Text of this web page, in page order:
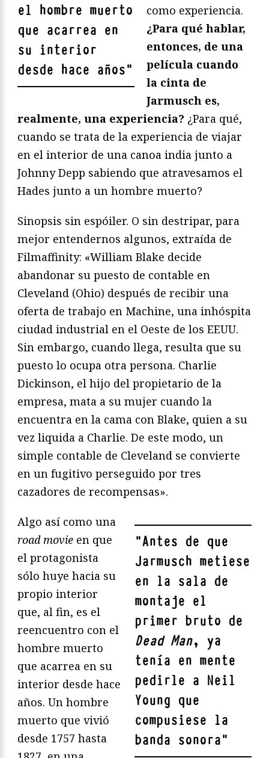
el hombre muerto
que acarrea en
su interior
desde hace años"
como experiencia.
¿Para qué hablar,
entonces, de una
película cuando
la cinta de
Jarmusch es,
realmente, una experiencia? ¿Para qué,
cuando se trata de la experiencia de viajar
en el interior de una canoa india junto a
Johnny Depp sabiendo que atravesamos el
Hades junto a un hombre muerto?
Sinopsis sin espóiler. O sin destripar, para
mejor entendernos algunos, extraída de
Filmaffinity: «William Blake decide
abandonar su puesto de contable en
Cleveland (Ohio) después de recibir una
oferta de trabajo en Machine, una inhóspita
ciudad industrial en el Oeste de los EEUU.
Sin embargo, cuando llega, resulta que su
puesto lo ocupa otra persona. Charlie
Dickinson, el hijo del propietario de la
empresa, mata a su mujer cuando la
encuentra en la cama con Blake, quien a su
vez liquida a Charlie. De este modo, un
simple contable de Cleveland se convierte
en un fugitivo perseguido por tres
cazadores de recompensas».
"Antes de que
Jarmusch metiese
en la sala de
montaje el
primer bruto de
Dead Man, ya
tenía en mente
pedirle a Neil
Young que
compusiese la
banda sonora"
Algo así como una
road movie en que
el protagonista
sólo huye hacia su
propio interior
que, al fin, es el
reencuentro con el
hombre muerto
que acarrea en su
interior desde hace
años. Un hombre
muerto que vivió
desde 1757 hasta